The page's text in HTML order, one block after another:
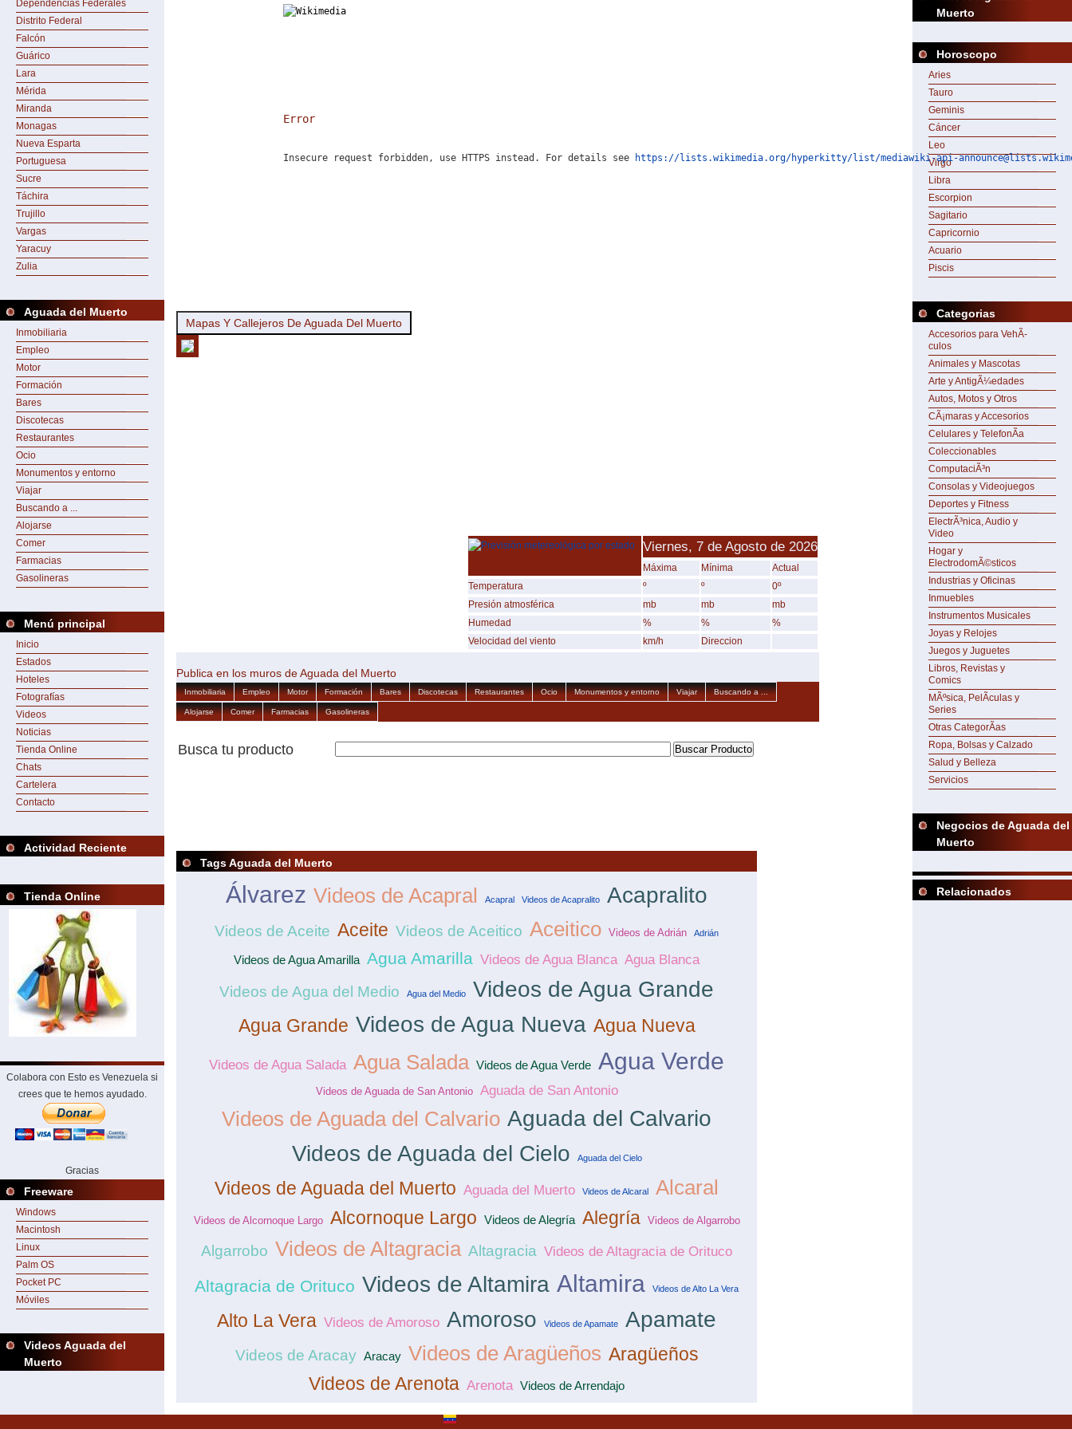
Dependencias Federales
Distrito Federal
Falcón
Guárico
Lara
Mérida
Miranda
Monagas
Nueva Esparta
Portuguesa
Sucre
Táchira
Trujillo
Vargas
Yaracuy
Zulia
Aguada del Muerto
Inmobiliaria
Empleo
Motor
Formación
Bares
Discotecas
Restaurantes
Ocio
Monumentos y entorno
Viajar
Buscando a ...
Alojarse
Comer
Farmacias
Gasolineras
Menú principal
Inicio
Estados
Hoteles
Fotografías
Videos
Noticias
Tienda Online
Chats
Cartelera
Contacto
Actividad Reciente
Tienda Online
Colabora con Esto es Venezuela si
crees que te hemos ayudado.
Gracias
Freeware
Windows
Macintosh
Linux
Palm OS
Pocket PC
Móviles
Videos Aguada del
Muerto
Error
Insecure request forbidden, use HTTPS instead. For details see https://lists.wikimedia.org/hyperkitty/list/mediawiki-api-announce@lists.wikimedia.org/
Mapas Y Callejeros De Aguada Del Muerto
Viernes, 7 de Agosto de 2026
Máxima Mínima
Actual
Temperatura
º º
0º
Presión atmosférica
mb mb
mb
Humedad
% %
%
Velocidad del viento
km/h Direccion
Publica en los muros de Aguada del Muerto
Inmobiliaria Empleo Motor Formación Bares Discotecas Restaurantes Ocio Monumentos y entorno Viajar Buscando a ...
Alojarse Comer Farmacias Gasolineras
Busca tu producto
Tags Aguada del Muerto
Álvarez Videos de Acapral Acapral Videos de Acapralito Acapralito
Videos de Aceite Aceite Videos de Aceitico Aceitico Videos de Adrián Adrián
Videos de Agua Amarilla Agua Amarilla Videos de Agua Blanca Agua Blanca
Videos de Agua del Medio Agua del Medio Videos de Agua Grande
Agua Grande Videos de Agua Nueva Agua Nueva
Videos de Agua Salada Agua Salada Videos de Agua Verde Agua Verde
Videos de Aguada de San Antonio Aguada de San Antonio
Videos de Aguada del Calvario Aguada del Calvario
Videos de Aguada del Cielo
Aguada del Cielo
Videos de Aguada del Muerto Aguada del Muerto Videos de Alcaral Alcaral
Videos de Alcornoque Largo Alcornoque Largo Videos de Alegría Alegría Videos de Algarrobo
Algarrobo Videos de Altagracia Altagracia Videos de Altagracia de Orituco
Altagracia de Orituco Videos de Altamira Altamira Videos de Alto La Vera
Alto La Vera Videos de Amoroso Amoroso Videos de Apamate Apamate
Videos de Aracay Aracay Videos de Aragüeños Aragüeños
Videos de Arenota Arenota Videos de Arrendajo
Muerto
Horoscopo
Aries
Tauro
Geminis
Cáncer
Leo
Virgo
Libra
Escorpion
Sagitario
Capricornio
Acuario
Piscis
Categorias
Accesorios para VehÃ­
culos
Animales y Mascotas
Arte y AntigÃ¼edades
Autos, Motos y Otros
CÃ¡maras y Accesorios
Celulares y TelefonÃ­a
Coleccionables
ComputaciÃ³n
Consolas y Videojuegos
Deportes y Fitness
ElectrÃ³nica, Audio y
Video
Hogar y
ElectrodomÃ©sticos
Industrias y Oficinas
Inmuebles
Instrumentos Musicales
Joyas y Relojes
Juegos y Juguetes
Libros, Revistas y
Comics
MÃºsica, PelÃ­culas y
Series
Otras CategorÃ­as
Ropa, Bolsas y Calzado
Salud y Belleza
Servicios
Negocios de Aguada del
Muerto
Relacionados